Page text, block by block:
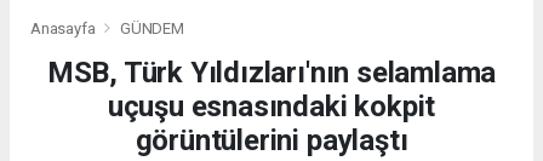
Anasayfa GÜNDEM
MSB, Türk Yıldızları'nın selamlama
uçuşu esnasındaki kokpit
görüntülerini paylaştı